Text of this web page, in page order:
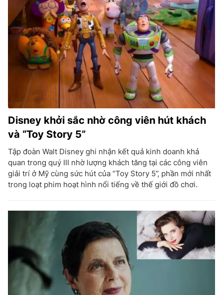
Disney khởi sắc nhờ công viên hút khách
và “Toy Story 5”
Tập đoàn Walt Disney ghi nhận kết quả kinh doanh khả
quan trong quý III nhờ lượng khách tăng tại các công viên
giải trí ở Mỹ cùng sức hút của “Toy Story 5”, phần mới nhất
trong loạt phim hoạt hình nổi tiếng về thế giới đồ chơi.